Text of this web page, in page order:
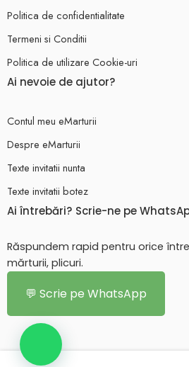
Politica de confidentialitate
Termeni si Conditii
Politica de utilizare Cookie-uri
Ai nevoie de ajutor?
Contul meu eMarturii
Despre eMarturii
Texte invitatii nunta
Texte invitatii botez
Ai întrebări? Scrie-ne pe
Răspundem rapid pentru orice
mărturii, plicuri.
💬 Scrie pe WhatsApp